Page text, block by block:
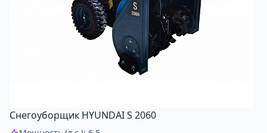
Снегоуборщик HYUNDAI S 2060